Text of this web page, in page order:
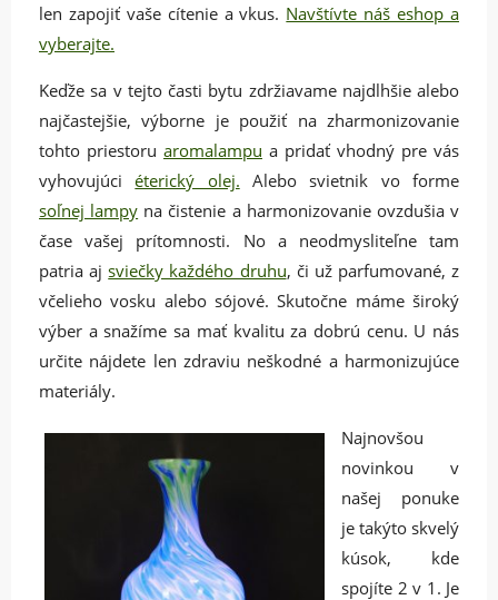
len zapojiť vaše cítenie a vkus. Navštívte náš eshop a
vyberajte.
Keďže sa v tejto časti bytu zdržiavame najdlhšie alebo
najčastejšie, výborne je použiť na zharmonizovanie
tohto priestoru aromalampu a pridať vhodný pre vás
vyhovujúciéterický olej. Alebo svietnik vo forme
soľnej lampy na čistenie a harmonizovanie ovzdušia v
čase vašej prítomnosti. No a neodmysliteľne tam
patria ajsviečky každého druhu, či už parfumované, z
včelieho vosku alebo sójové. Skutočne máme široký
výber a snažíme sa mať kvalitu za dobrú cenu. U nás
určite nájdete len zdraviu neškodné a harmonizujúce
materiály.
Najnovšou
novinkou v
našej ponuke
je takýto skvelý
kúsok, kde
spojíte 2 v 1. Je